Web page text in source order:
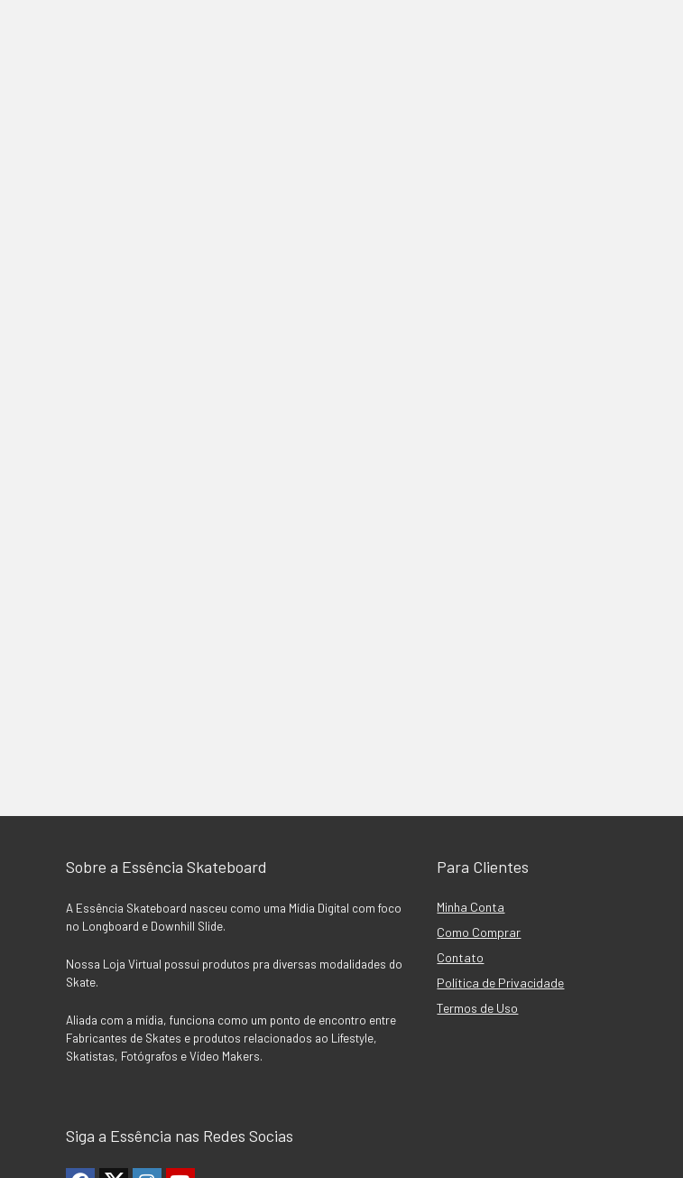
Sobre a Essência Skateboard
A Essência Skateboard nasceu como uma Mídia Digital com foco
no Longboard e Downhill Slide.
Nossa Loja Virtual possui produtos pra diversas modalidades do
Skate.
Aliada com a mídia, funciona como um ponto de encontro entre
Fabricantes de Skates e produtos relacionados ao Lifestyle,
Skatistas, Fotógrafos e Vídeo Makers.
Siga a Essência nas Redes Socias
Para Clientes
Minha Conta
Como Comprar
Contato
Política de Privacidade
Termos de Uso